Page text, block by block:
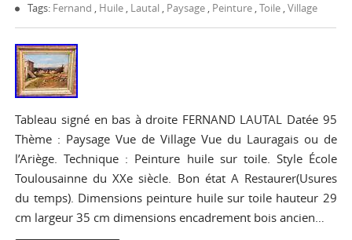
Tags: Fernand , Huile , Lautal , Paysage , Peinture ,Toile ,Village
Tableau signé en bas à droite FERNAND LAUTAL Datée 95
Thème : Paysage Vue de Village Vue du Lauragais ou de
l’Ariège. Technique : Peinture huile sur toile. Style École
Toulousainne du XXe siècle. Bon état A Restaurer(Usures
du temps). Dimensions peinture huile sur toile hauteur 29
cm largeur 35 cm dimensions encadrement bois ancien…